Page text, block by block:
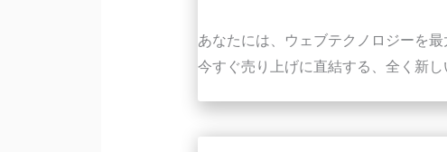
あなたには、ウェブテクノロジーを最
今すぐ売り上げに直結する、全く新